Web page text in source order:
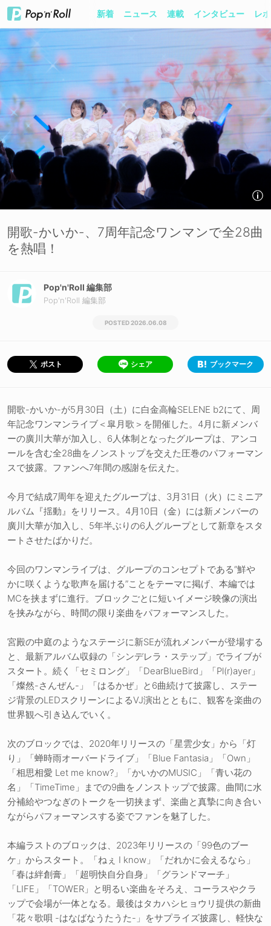
新着 ニュース 連載 インタビュー レ
開歌-かいか-、7周年記念ワンマンで全28曲
を熱唱！
Pop'n'Roll 編集部
Pop'n'Roll 編集部
2026.06.08
ポスト シェア ブックマーク
開歌-かいか-が5月30日（土）に白金高輪SELENE b2にて、周
年記念ワンマンライブ＜皐月歌＞を開催した。4月に新メンバ
ーの廣川大華が加入し、6人体制となったグループは、アンコ
ールを含む全28曲をノンストップを交えた圧巻のパフォーマン
スで披露。ファンへ7年間の感謝を伝えた。
今月で結成7周年を迎えたグループは、3月31日（火）にミニア
ルバム『揺動』をリリース。4月10日（金）には新メンバーの
廣川大華が加入し、5年半ぶりの6人グループとして新章をスタ
ートさせたばかりだ。
今回のワンマンライブは、グループのコンセプトである“鮮や
かに咲くような歌声を届ける”ことをテーマに掲げ、本編では
MCを挟まずに進行。ブロックごとに短いイメージ映像の演出
を挟みながら、時間の限り楽曲をパフォーマンスした。
宮殿の中庭のようなステージに新SEが流れメンバーが登場する
と、最新アルバム収録の「シンデレラ・ステップ」でライブが
スタート。続く「セミロング」「DearBlueBird」「Pl(r)ayer」
「燦然-さんぜん-」「はるかぜ」と6曲続けて披露し、ステー
ジ背景のLEDスクリーンによるVJ演出とともに、観客を楽曲の
世界観へ引き込んでいく。
次のブロックでは、2020年リリースの「星雲少女」から「灯
り」「蝉時雨オーバードライブ」「Blue Fantasia」「Own」
「相思相愛 Let me know?」「かいかのMUSIC」「青い花の
名」「TimeTime」までの9曲をノンストップで披露。曲間に水
分補給やつなぎのトークを一切挟まず、楽曲と真摯に向き合い
ながらパフォーマンスする姿でファンを魅了した。
本編ラストのブロックは、2023年リリースの「99色のブー
ケ」からスタート。「ねぇ I know」「だれかに会えるなら」
「春は絆創膏」「超明快自分自身」「グランドマーチ」
「LIFE」「TOWER」と明るい楽曲をそろえ、コーラスやクラ
ップで会場が一体となる。最後はタカハシヒョウリ提供の新曲
「花々歌唄 -はなばなうたうた-」をサプライズ披露し、軽快な